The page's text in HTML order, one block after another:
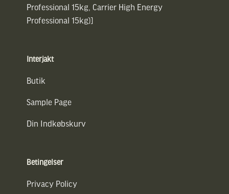
Professional 15kg, Carrier High Energy
Professional 15kg)]
Interjakt
Butik
Sample Page
Din Indkøbskurv
Betingelser
Privacy Policy